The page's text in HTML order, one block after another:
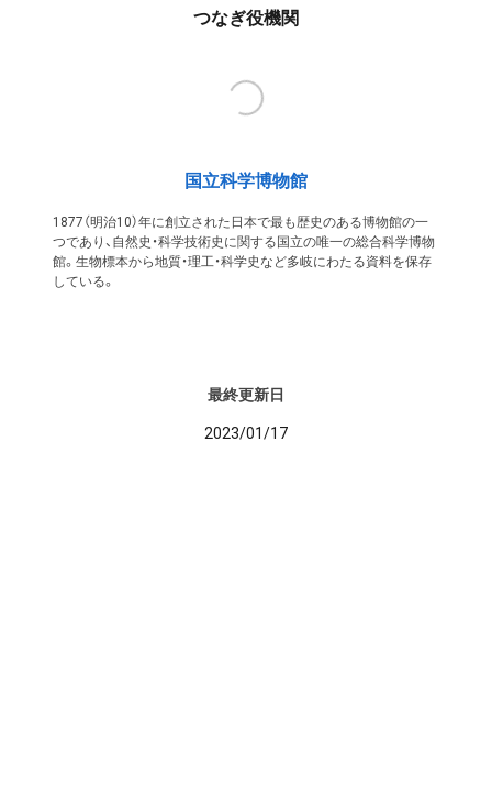
つなぎ役機関
国立科学博物館
1877（明治10）年に創立された日本で最も歴史のある博物館の一
つであり、自然史・科学技術史に関する国立の唯一の総合科学博物
館。生物標本から地質・理工・科学史など多岐にわたる資料を保存
している。
最終更新日
2023/01/17